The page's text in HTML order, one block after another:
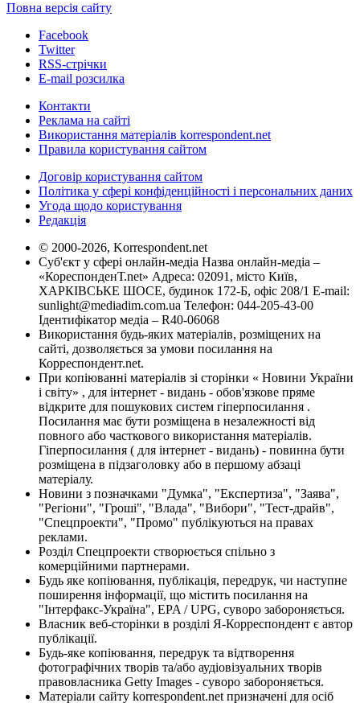
Повна версія сайту
Facebook
Twitter
RSS-стрічки
E-mail розсилка
Контакти
Реклама на сайті
Використання матеріалів korrespondent.net
Правила користування сайтом
Договір користування сайтом
Політика у сфері конфіденційності і персональних даних
Угода щодо користування
Редакція
© 2000-2026, Korrespondent.net
Суб'єкт у сфері онлайн-медіа Назва онлайн-медіа –
«КореспонденТ.net» Адреса: 02091, місто Київ,
ХАРКІВСЬКЕ ШОСЕ, будинок 172-Б, офіс 208/1 E-mail:
sunlight@mediadim.com.ua Телефон: 044-205-43-00
Ідентифікатор медіа – R40-06068
Використання будь-яких матеріалів, розміщених на
сайті, дозволяється за умови посилання на
Корреспондент.net.
При копіюванні матеріалів зі сторінки « Новини України
і світу» , для інтернет - видань - обов'язкове пряме
відкрите для пошукових систем гіперпосилання .
Посилання має бути розміщена в незалежності від
повного або часткового використання матеріалів.
Гіперпосилання ( для інтернет - видань) - повинна бути
розміщена в підзаголовку або в першому абзаці
матеріалу.
Новини з позначками "Думка", "Експертиза", "Заява",
"Регіони", "Гроші", "Влада", "Вибори", "Тест-драйв",
"Спецпроекти", "Промо" публікуються на правах
реклами.
Розділ Спецпроекти створюється спільно з
комерційними партнерами.
Будь яке копіювання, публікація, передрук, чи наступне
поширення інформації, що містить посилання на
"Інтерфакс-Україна", EPA / UPG, суворо забороняється.
Власник веб-сторінки в розділі Я-Корреспондент є автор
публікації.
Будь-яке копіювання, передрук та відтворення
фотографічних творів та/або аудіовізуальних творів
правовласника Getty Images - суворо забороняється.
Матеріали сайту korrespondent.net призначені для осіб